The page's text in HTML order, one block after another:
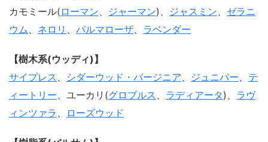
カモミール( ローマン ジャーマン)、 ジャスミン
ゼラニ
ウム
ネロリ パルマローザ ラベンダー
【樹木系(ウッディ)】
サイプレス
シダーウッド・バージニア ジュニパー
テ
ィートリー 、ユーカリ(グロブルス ラディアータ)、 ラヴ
ィンツァラ
ローズウッド